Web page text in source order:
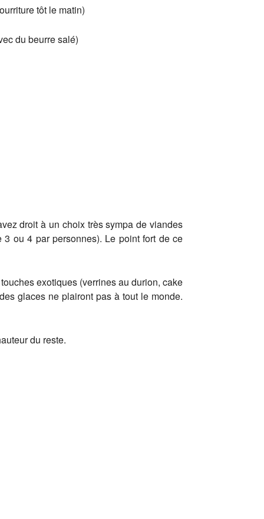
tôt le matin)
du beurre salé)
droit à un choix très sympa de viandes
ou 4 par personnes). Le point fort de ce
exotiques (verrines au durion, cake
glaces ne plairont pas à tout le monde.
du reste.